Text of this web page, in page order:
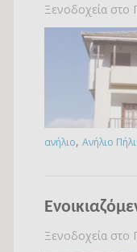
Ξενοδοχεία στο
ανήλιο, Ανήλιο
Ξενοδοχεία στο